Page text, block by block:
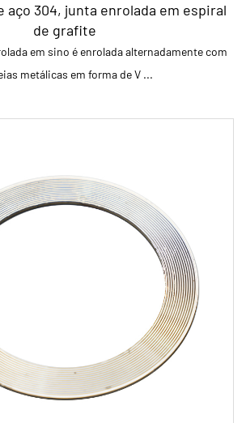
parâmetro:
da junta A instalação de
enroladas em espiral de ac...
aço 304, junta enrolada em espiral
de grafite
em sino é enrolada alternadamente com
metálicas em forma de V ...